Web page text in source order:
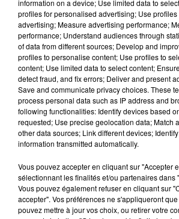
13h00 - 16h00
Les hits de Canal FM
14h37
14h37 14h34
14h34
information on a device; Use limited data to
profiles for personalised advertising; Use
advertising; Measure advertising performance;
performance; Understand audiences through
of data from different sources; Develop and
profiles to personalise content; Use profiles to
content; Use limited data to select content;
detect fraud, and fix errors; Deliver and present
Save and communicate privacy choices. These
process personal data such as IP address and
following functionalities: Identify devices based
requested; Use precise geolocation data; Match
other data sources; Link different devices;
information transmitted automatically.
Vous pouvez accepter en cliquant sur "Accepter
sélectionnant les finalités et/ou partenaires dans
Vous pouvez également refuser en cliquant sur
accepter". Vos préférences ne s'appliqueront
pouvez mettre à jour vos choix, ou retirer votre